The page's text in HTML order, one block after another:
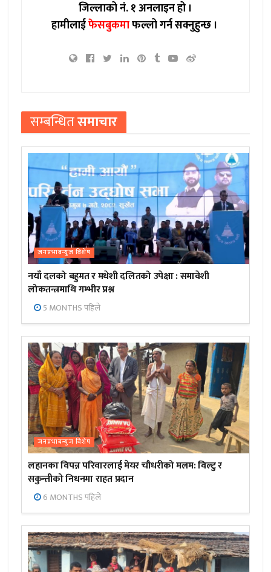
जिल्लाको नं. १ अनलाइन हो ।
हामीलाईफेसबुकमाफल्लो गर्न सक्नुहुन्छ ।
सम्बन्धितसमाचार
जनप्रभाबन्युज विशेष
नयाँ दलको बहुमत र मधेशी दलितको उपेक्षा : समावेशी
लोकतन्त्रमाथि गम्भीर प्रश्न
5 MONTHS पहिले
जनप्रभाबन्युज विशेष
लहानका विपन्न परिवारलाई मेयर चौधरीको मलम: विल्टु र
सकुन्तीको निधनमा राहत प्रदान
6 MONTHS पहिले